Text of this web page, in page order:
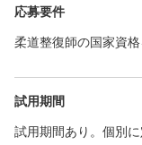
応募要件
柔道整復師の国家資
試用期間
試用期間あり。個別に